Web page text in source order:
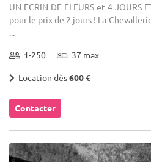
UN ECRIN DE FLEURS et 4 JOURS
pour le prix de 2 jours ! La
...
1-250 37 max
Location dès600 €
Contacter